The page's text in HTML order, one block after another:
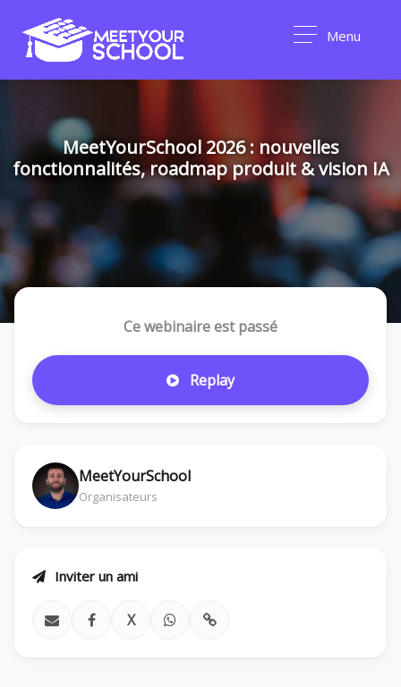
Menu
MeetYourSchool 2026 : nouvelles
fonctionnalités, roadmap produit & vision IA
Ce webinaire est passé
Replay
MeetYourSchool
Organisateurs
Inviter un ami
X